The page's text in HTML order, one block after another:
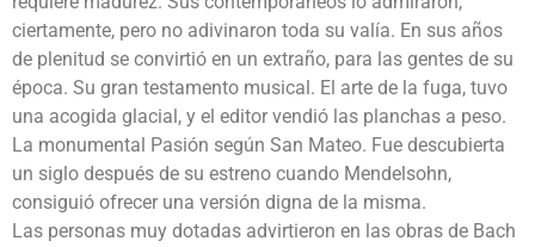
ciertamente, pero no adivinaron toda su valía. En sus años
de plenitud se convirtió en un extraño, para las gentes de su
época. Su gran testamento musical. El arte de la fuga, tuvo
una acogida glacial, y el editor vendió las planchas a peso.
La monumental Pasión según San Mateo. Fue descubierta
un siglo después de su estreno cuando Mendelsohn,
consiguió ofrecer una versión digna de la misma.
Las personas muy dotadas advirtieron en las obras de Bach